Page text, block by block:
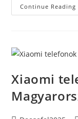
Continue Reading
Xiaomi